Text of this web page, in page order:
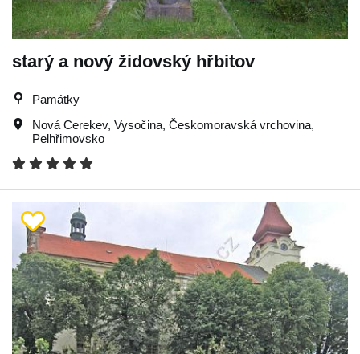
starý a nový židovský hřbitov
Památky
Nová Cerekev, Vysočina, Českomoravská vrchovina,
Pelhřimovsko